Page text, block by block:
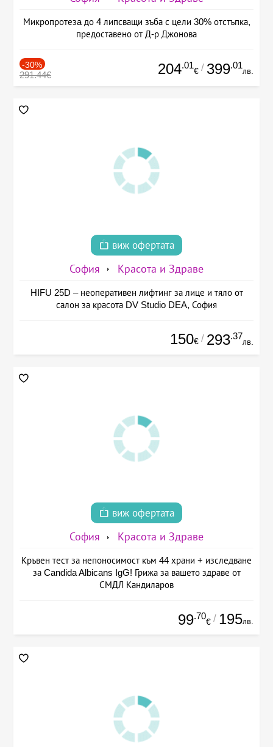
Микропротезa до 4 липсващи зъба с цели 30% отстъпка,
предоставено от Д-р Джонова
-30%
291.44€ 204.01
€ / 399.01
лв.
виж офертата
София Красота и Здраве
HIFU 25D – неоперативен лифтинг за лице и тяло от
салон за красота DV Studio DEA, София
150€ / 293.37
лв.
виж офертата
София Красота и Здраве
Кръвен тест за непоносимост към 44 храни + изследване
за Candida Albicans IgG! Грижа за вашето здраве от
СМДЛ Кандиларов
99.70
€ / 195лв.